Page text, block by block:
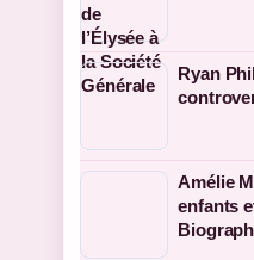
Ryan
Amélie
enfants